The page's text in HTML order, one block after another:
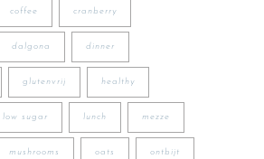
coffee cranberry
dalgona dinner
glutenvrij healthy
low sugar lunch mezze
mushrooms oats ontbijt